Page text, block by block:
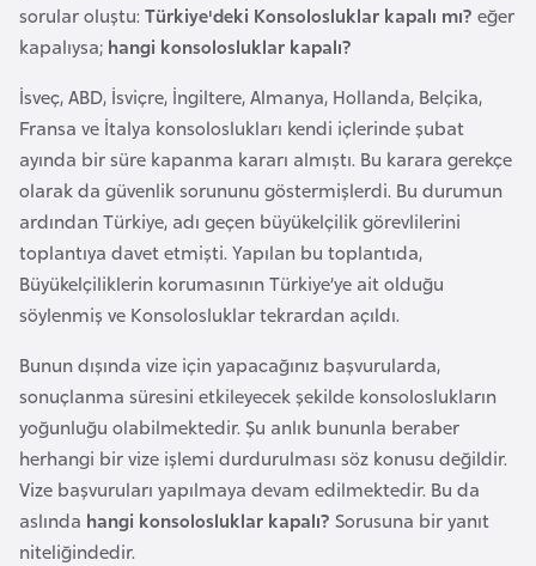
sorular oluştu: Türkiye'deki Konsolosluklar kapalı mı? eğer
kapalıysa; hangi konsolosluklar kapalı?
İsveç, ABD, İsviçre, İngiltere, Almanya, Hollanda, Belçika,
Fransa ve İtalya konsoloslukları kendi içlerinde şubat
ayında bir süre kapanma kararı almıştı. Bu karara gerekçe
olarak da güvenlik sorununu göstermişlerdi. Bu durumun
ardından Türkiye, adı geçen büyükelçilik görevlilerini
toplantıya davet etmişti. Yapılan bu toplantıda,
Büyükelçiliklerin korumasının Türkiye’ye ait olduğu
söylenmiş ve Konsolosluklar tekrardan açıldı.
Bunun dışında vize için yapacağınız başvurularda,
sonuçlanma süresini etkileyecek şekilde konsoloslukların
yoğunluğu olabilmektedir. Şu anlık bununla beraber
herhangi bir vize işlemi durdurulması söz konusu değildir.
Vize başvuruları yapılmaya devam edilmektedir. Bu da
aslında hangi konsolosluklar kapalı? Sorusuna bir yanıt
niteliğindedir.
s
t
u
r
y
a
A
z
e
r
b
a
y
c
a